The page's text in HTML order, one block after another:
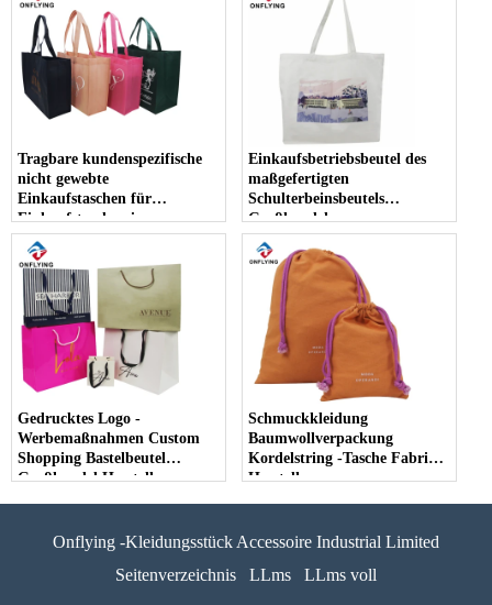
Tragbare kundenspezifische
nicht gewebte
Einkaufstaschen für
Einkaufstaschen im
Großhandel
Einkaufsbetriebsbeutel des
maßgefertigten
Schulterbeinsbeutels
Großhandel
Gedrucktes Logo -
Werbemaßnahmen Custom
Shopping Bastelbeutel
Großhandel Hersteller
Schmuckkleidung
Baumwollverpackung
Kordelstring -Tasche Fabrik
Hersteller
Onflying -Kleidungsstück Accessoire Industrial Limited
Seitenverzeichnis
LLms LLms voll